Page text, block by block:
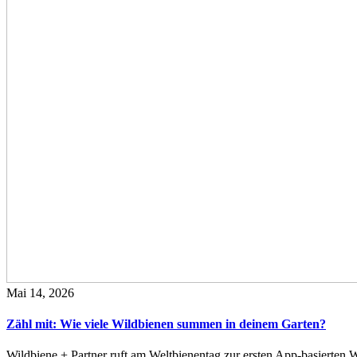
Mai 14, 2026
Zähl mit: Wie viele Wildbienen summen in deinem Garten?